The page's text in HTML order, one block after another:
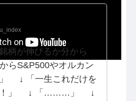
柄が伸びるか分から
らS&P500やオルカン
↓ 「一生これだけを
！」 ↓ 「………」 ↓